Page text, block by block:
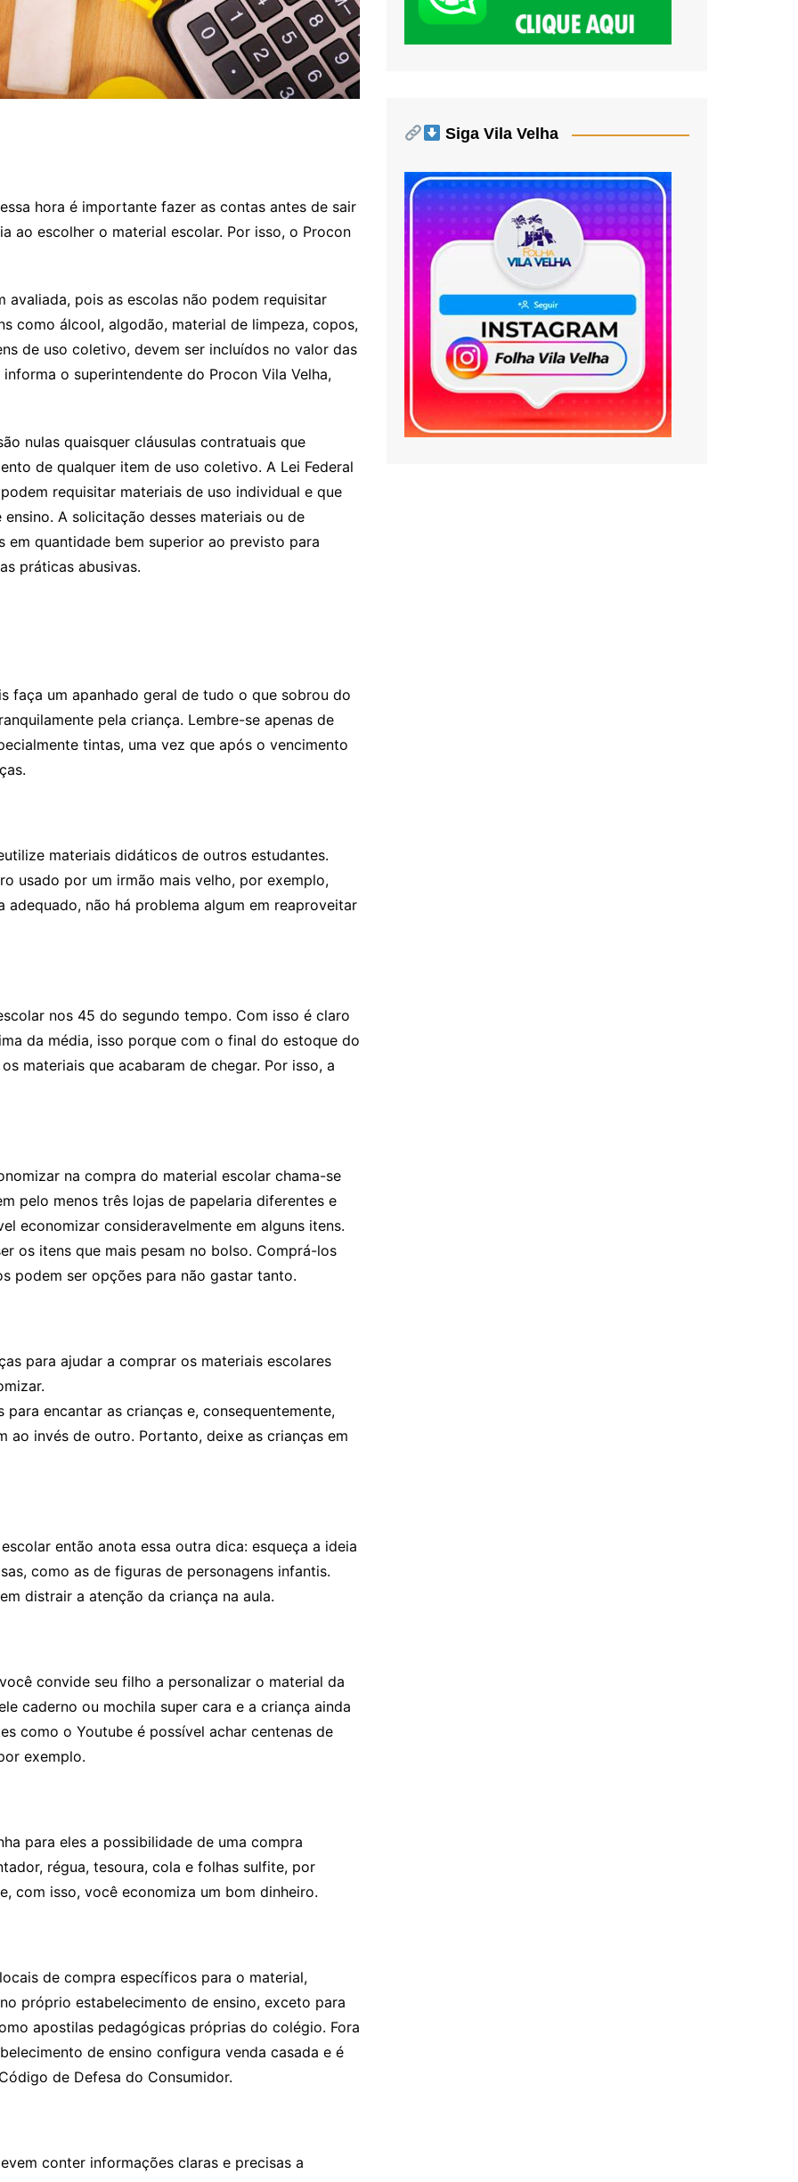
hora é importante fazer as contas antes de sair
ao escolher o material escolar. Por isso, o Procon
pois as escolas não podem requisitar
como álcool, algodão, material de limpeza, copos,
de uso coletivo, devem ser incluídos no valor das
o superintendente do Procon Vila Velha,
nulas quaisquer cláusulas contratuais que
de qualquer item de uso coletivo. A Lei Federal
requisitar materiais de uso individual e que
A solicitação desses materiais ou de
em quantidade bem superior ao previsto para
práticas abusivas.
faça um apanhado geral de tudo o que sobrou do
pela criança. Lembre-se apenas de
tintas, uma vez que após o vencimento
materiais didáticos de outros estudantes.
usado por um irmão mais velho, por exemplo,
não há problema algum em reaproveitar
nos 45 do segundo tempo. Com isso é claro
da média, isso porque com o final do estoque do
materiais que acabaram de chegar. Por isso, a
na compra do material escolar chama-se
pelo menos três lojas de papelaria diferentes e
economizar consideravelmente em alguns itens.
os itens que mais pesam no bolso. Comprá-los
podem ser opções para não gastar tanto.
para ajudar a comprar os materiais escolares
encantar as crianças e, consequentemente,
invés de outro. Portanto, deixe as crianças em
então anota essa outra dica: esqueça a ideia
como as de figuras de personagens infantis.
distrair a atenção da criança na aula.
convide seu filho a personalizar o material da
caderno ou mochila super cara e a criança ainda
como o Youtube é possível achar centenas de
exemplo.
para eles a possibilidade de uma compra
régua, tesoura, cola e folhas sulfite, por
com isso, você economiza um bom dinheiro.
de compra específicos para o material,
próprio estabelecimento de ensino, exceto para
apostilas pedagógicas próprias do colégio. Fora
de ensino configura venda casada e é
de Defesa do Consumidor.
conter informações claras e precisas a
Siga Vila Velha